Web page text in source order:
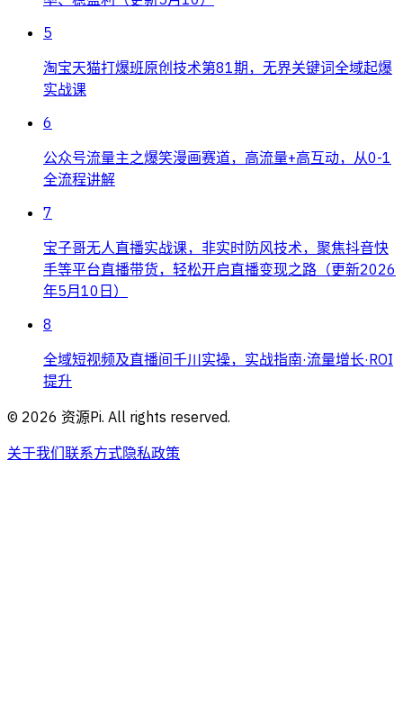
5
淘宝天猫打爆班原创技术第81期，无界关键词全域起爆
实战课
6
公众号流量主之爆笑漫画赛道，高流量+高互动，从0-1
全流程讲解
7
宝子哥无人直播实战课，非实时防风技术，聚焦抖音快
手等平台直播带货，轻松开启直播变现之路（更新2026
年5月10日）
8
全域短视频及直播间千川实操，实战指南·流量增长·ROI
提升
© 2026 资源Pi. All rights reserved.
关于我们联系方式隐私政策